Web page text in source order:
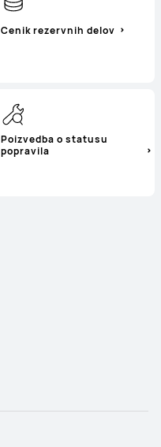
Cenik rezervnih delov
Poizvedba o statusu
popravila